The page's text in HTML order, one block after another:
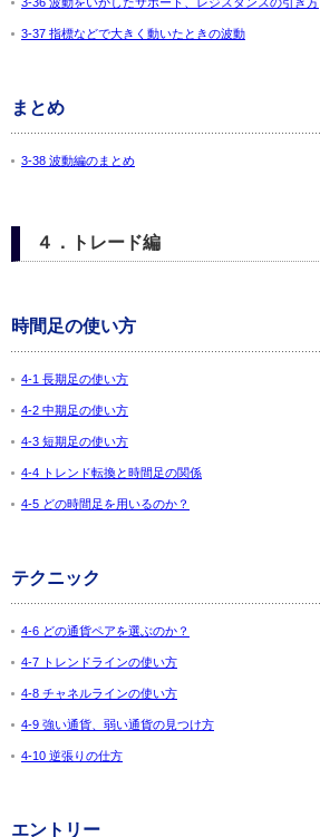
3-37 指標などで大きく動いたときの波動
まとめ
3-38 波動編のまとめ
４．トレード編
時間足の使い方
4-1 長期足の使い方
4-2 中期足の使い方
4-3 短期足の使い方
4-4 トレンド転換と時間足の関係
4-5 どの時間足を用いるのか？
テクニック
4-6 どの通貨ペアを選ぶのか？
4-7 トレンドラインの使い方
4-8 チャネルラインの使い方
4-9 強い通貨、弱い通貨の見つけ方
4-10 逆張りの仕方
エントリー